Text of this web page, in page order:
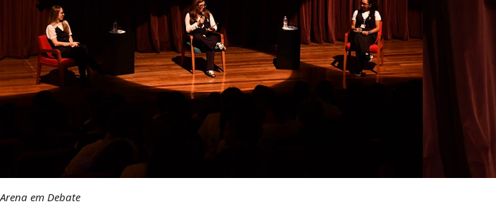
Arena em Debate